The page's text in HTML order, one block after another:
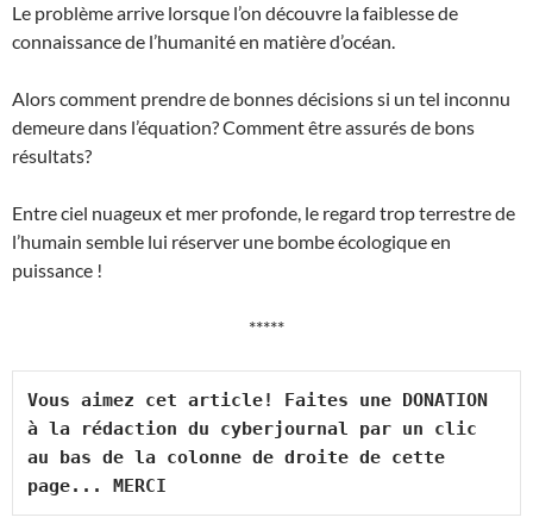
Le problème arrive lorsque l’on découvre la faiblesse de
connaissance de l’humanité en matière d’océan.
Alors comment prendre de bonnes décisions si un tel inconnu
demeure dans l’équation? Comment être assurés de bons
résultats?
Entre ciel nuageux et mer profonde, le regard trop terrestre de
l’humain semble lui réserver une bombe écologique en
puissance !
*****
Vous aimez cet article! Faites une DONATION
à la rédaction du cyberjournal par un clic
au bas de la colonne de droite de cette
page... MERCI